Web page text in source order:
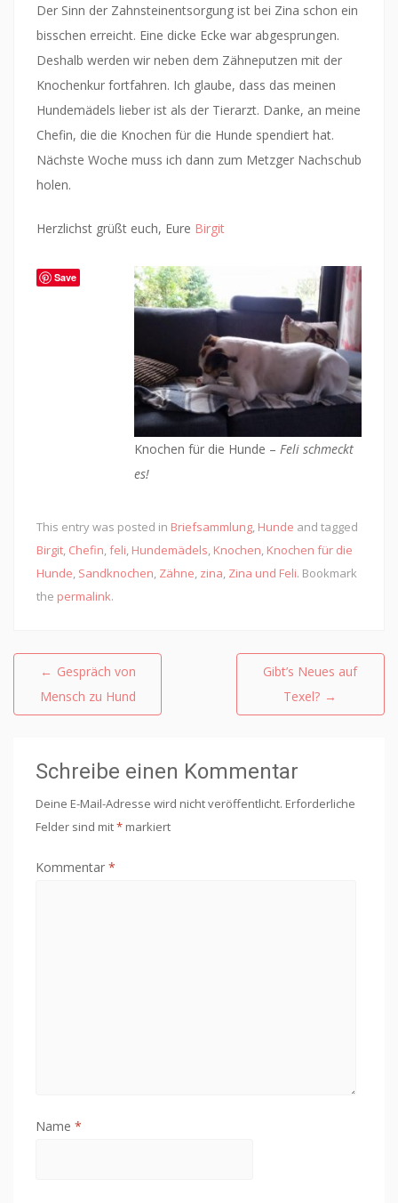
Der Sinn der Zahnsteinentsorgung ist bei Zina schon ein
bisschen erreicht. Eine dicke Ecke war abgesprungen.
Deshalb werden wir neben dem Zähneputzen mit der
Knochenkur fortfahren. Ich glaube, dass das meinen
Hundemädels lieber ist als der Tierarzt. Danke, an meine
Chefin, die die Knochen für die Hunde spendiert hat.
Nächste Woche muss ich dann zum Metzger Nachschub
holen.
Herzlichst grüßt euch, Eure Birgit
Knochen für die Hunde – Feli schmeckt
es!
Save
This entry was posted in Briefsammlung, Hunde and tagged
Birgit, Chefin,feli, Hundemädels, Knochen, Knochen für die
Hunde, Sandknochen, Zähne, zina, Zina und Feli. Bookmark
the permalink.
Beitragsnavigation
← Gespräch von
Mensch zu Hund
Gibt’s Neues auf
Texel? →
Schreibe einen Kommentar
Deine E-Mail-Adresse wird nicht veröffentlicht. Erforderliche
Felder sind mit* markiert
Kommentar *
Name *